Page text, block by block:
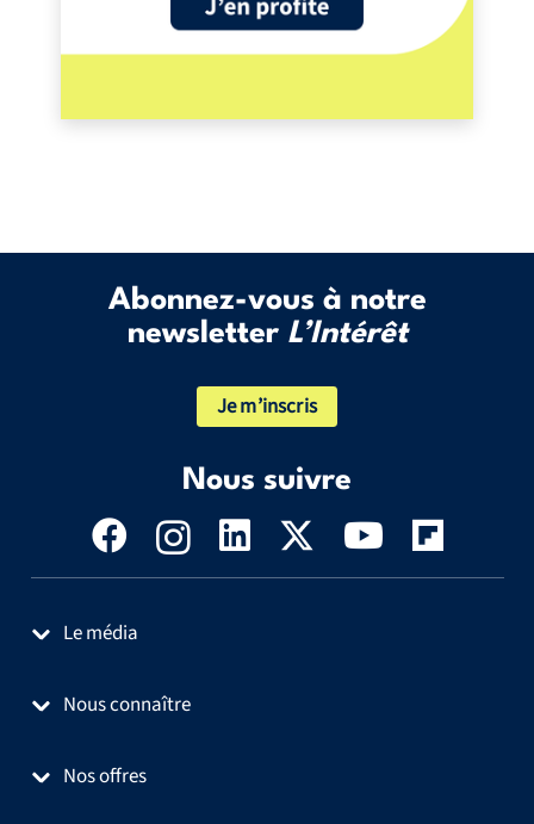
Abonnez-vous à notre
newsletter L’Intérêt
Je m’inscris
Nous suivre
Le média
Nous connaître
Nos offres